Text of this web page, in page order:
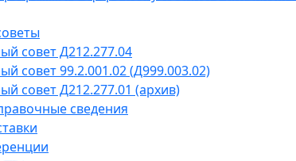
совет Д212.277.04
совет 99.2.001.02 (Д999.003.02)
совет Д212.277.01 (архив)
сведения